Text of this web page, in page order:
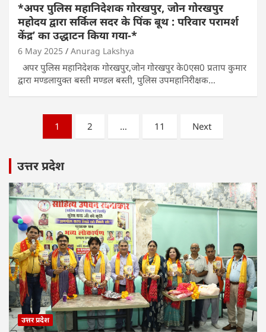
*अपर पुलिस महानिदेशक गोरखपुर, जोन गोरखपुर
महोदय द्वारा सर्किल सदर के पिंक बूथ : परिवार परामर्श
केंद्र’ का उद्धाटन किया गया-*
6 May 2025 Anurag Lakshya
अपर पुलिस महानिदेशक गोरखपुर,जोन गोरखपुर के0एस0 प्रताप कुमार
द्वारा मण्डलायुक्त बस्ती मण्डल बस्ती, पुलिस उपमहानिरीक्षक…
pagination
1 2 … 11 Next
उत्तर प्रदेश
उत्तर प्रदेश